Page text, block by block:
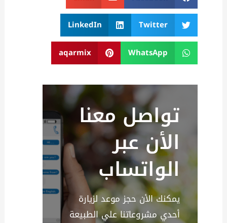
Twitter
LinkedIn
WhatsApp
aqarmix
تواصل معنا
الأن عبر
الواتساب
يمكنك الأن حجز موعد لزيارة
أحدي مشروعاتنا علي الطبيعة